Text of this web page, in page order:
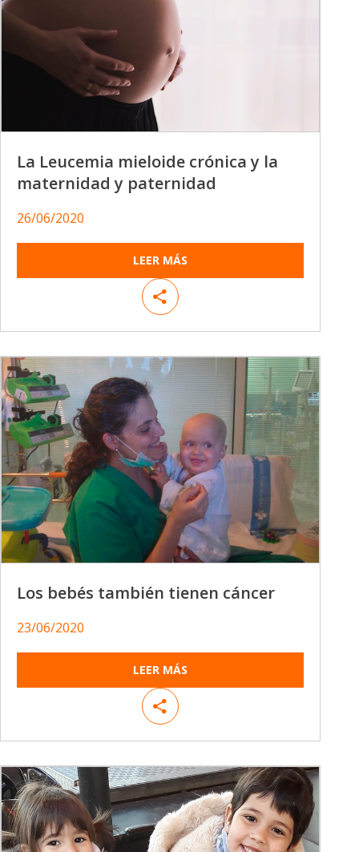
La Leucemia mieloide crónica y la
maternidad y paternidad
26/06/2020
LEER MÁS
Los bebés también tienen cáncer
23/06/2020
LEER MÁS